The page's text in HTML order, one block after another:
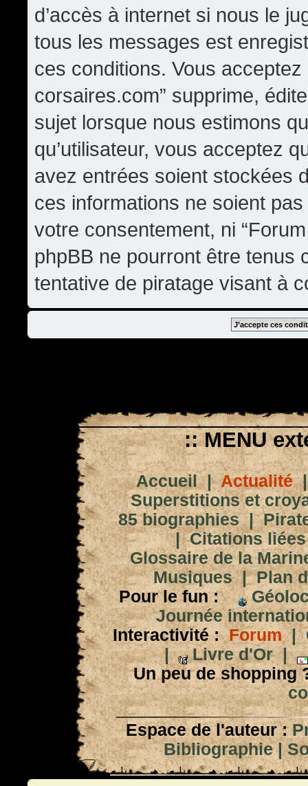
d’accès à internet si nous le
tous les messages est
ces conditions. Vous
corsaires.com” supprime,
sujet lorsque nous estimons
qu’utilisateur, vous acceptez
avez entrées soient stockées
ces informations ne soient
votre consentement, ni
phpBB ne pourront être tenus
tentative de piratage visant à
:: MENU
Accueil|Actualité
Superstitions et
85 biographies|
|Citations
Glossaire de la
Musiques|Plan
Pour le fun :
Journée
Interactivité : Forum|
|
Livre d'Or|
Un peu de shopping
Espace de l'auteur :
Bibliographie|